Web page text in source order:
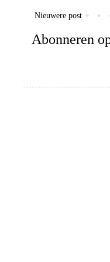
Nieuwere post
Abonneren